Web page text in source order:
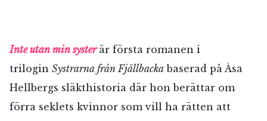
Inte utan min syster är första romanen i
trilogin Systrarna från Fjällbacka baserad på Åsa
Hellbergs släkthistoria där hon berättar om
förra seklets kvinnor som vill ha rätten att